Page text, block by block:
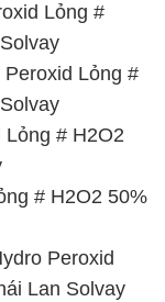
Lỏng #
Lỏng #
# H2O2
# H2O2 50%
Peroxid
Lan Solvay